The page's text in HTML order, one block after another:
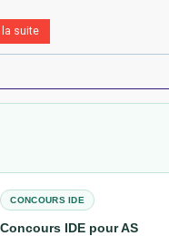
la suite
CONCOURS IDE
Concours IDE pour AS